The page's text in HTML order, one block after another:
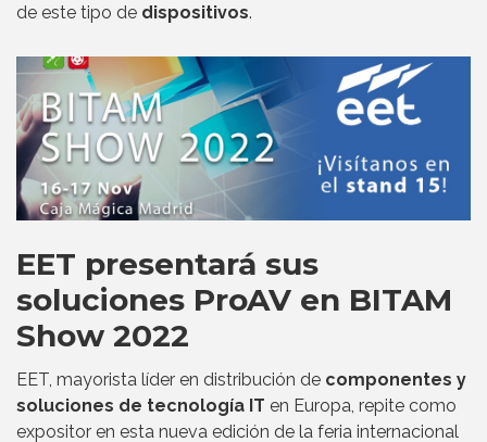
de este tipo de dispositivos.
EET presentará sus
soluciones ProAV en BITAM
Show 2022
EET, mayorista líder en distribución de componentes y
soluciones de tecnología IT en Europa, repite como
expositor en esta nueva edición de la feria internacional